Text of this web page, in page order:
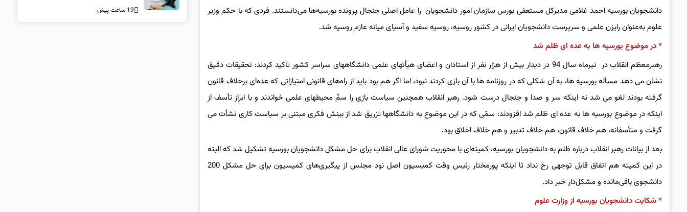
دانشجویان بورسیه احمد غلامی مدیرکل مستعفی بورس سازمان امور دانشجویان را عامل اصلی جنجال پرونده بورسیه‌ها می‌دانستند. فردی که با حکم وزیر
علوم به‌عنوان رایزن علمی و سرپرست دانشجویان ایرانی در کشور روسیه، روسیه سفید و آسیای میانه عازم روسیه شد.
* در موضوع بورسیه ها به عده ای ظلم شد
رهبرمعظم انقلاب در تیرماه سال 94 در دیدار بیش از هزار نفر از استادان و اعضای هیأتهای علمی دانشگاههای سراسر کشور تاکید کردند: تحقیقات دقیق
نشان می دهد مسأله بورسیه ها، به آن شکلی که در روزنامه ها با آن بازی کردند نبود، اما اگر هم بود باید از راه‌های قانونی امتیازاتی که عده‌ای برخلاف قانون
گرفته بودند لغو می شد نه اینکه سر و صدا و جنجال درست شود. رهبر انقلاب همچنین سیاست بازی را سمِّ محیطهای علمی خواندند و با ابراز تأسف از
اینکه در موضوع بورسیه ها به عده ای ظلم شد افزودند: سمّی که در این موضوع به دانشگاهها تزریق شد از بینش فکری مبتنی بر سیاست کاری نشأت می
گرفت و متأسفانه، هم خلاف قانون، هم خلاف تدبیر و هم خلاف اخلاق بود.
بعد از بیانات رهبر انقلاب درباره ظلم به دانشجویان بورسیه، کمیته‌ای با محوریت شورای عالی انقلاب برای حل مشکل دانشجویان بورسیه تشکیل شد که البته
در این کمیته هم اتفاق قابل توجهی رخ نداد تا اینکه پورمختار رئیس وقت کمیسیون اصل نود مجلس از پیگیری‌های کمیسیون برای حل مشکل 200
دانشجوی باقی‌مانده و مشکل‌دار خبر داد.
* شکایت دانشجویان بورسیه از وزارت علوم
پرداخت می‌شود؟
19 ساعت پیش